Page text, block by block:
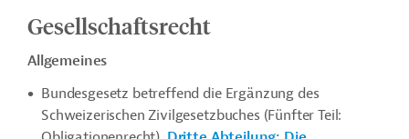
Gesellschaftsrecht
Allgemeines
Bundesgesetz betreffend die Ergänzung des
Schweizerischen Zivilgesetzbuches (Fünfter Teil: